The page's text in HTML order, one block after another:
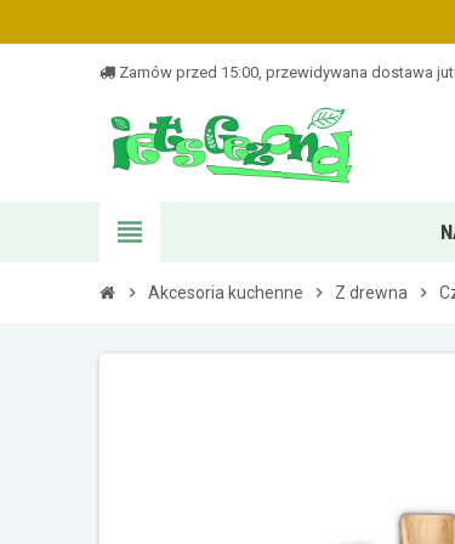
Zamów przed 15:00, przewidywana dostawa
view_headline
chevron_right Akcesoria kuchenne chevron_right Z drewna chevron_right